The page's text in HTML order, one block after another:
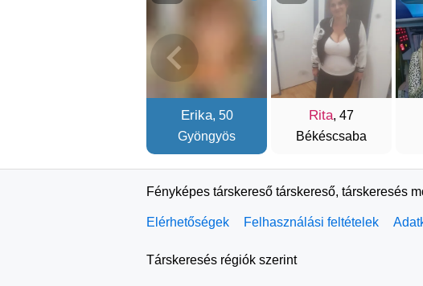
Erika, 50
Gyöngyös
Rita, 47
Békéscsaba
Fényképes társkereső társkereső, társkeresés
Elérhetőségek Felhasználási feltételek
Társkeresés régiók szerint